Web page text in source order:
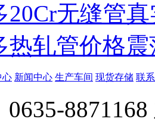
20Cr无缝管
热轧管价格
心 新闻中心 生产车间 现货存储 联